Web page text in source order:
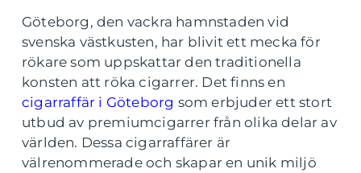
Göteborg, den vackra hamnstaden vid
svenska västkusten, har blivit ett mecka för
rökare som uppskattar den traditionella
konsten att röka cigarrer. Det finns en
cigarraffär i Göteborg som erbjuder ett stort
utbud av premiumcigarrer från olika delar av
världen. Dessa cigarraffärer är
välrenommerade och skapar en unik miljö